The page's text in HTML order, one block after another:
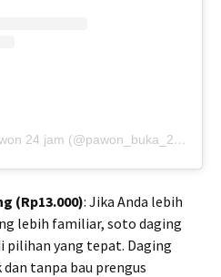
A post shared by pawon 24 jam (@pawon_buka_24jam)
(Rp13.000): Jika Anda lebih
lebih familiar, soto daging
pilihan yang tepat. Daging
tanpa bau prengus